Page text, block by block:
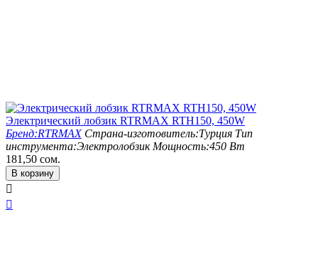
Электрический лобзик RTRMAX RTH150, 450W
Бренд:RTRMAX Страна-изготовитель:Турция Тип
инструмента:Электролобзик Мощность:450 Вт
181,50 сом.
В корзину

